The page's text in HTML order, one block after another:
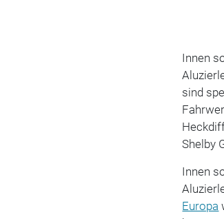
Innen
sind
Shelby
Innen
Europa